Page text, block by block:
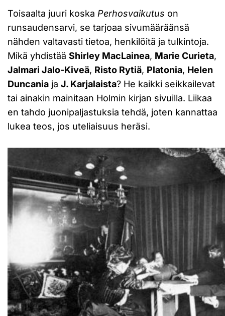
Toisaalta juuri koska Perhosvaikutus on
runsaudensarvi, se tarjoaa sivumääräänsä
nähden valtavasti tietoa, henkilöitä ja tulkintoja.
Mikä yhdistää Shirley MacLainea, Marie Curieta,
Jalmari Jalo-Kiveä, Risto Rytiä, Platonia, Helen
Duncania ja J. Karjalaista? He kaikki seikkailevat
tai ainakin mainitaan Holmin kirjan sivuilla. Liikaa
en tahdo juonipaljastuksia tehdä, joten kannattaa
lukea teos, jos uteliaisuus heräsi.